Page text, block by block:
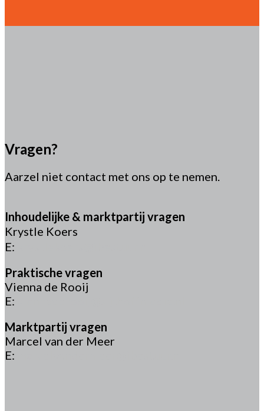
Vragen?
Aarzel niet contact met ons op te nemen.
Inhoudelijke & marktpartij vragen
Krystle Koers
E:
Praktische vragen
Vienna de Rooij
E:
Marktpartij vragen
Marcel van der Meer
E: